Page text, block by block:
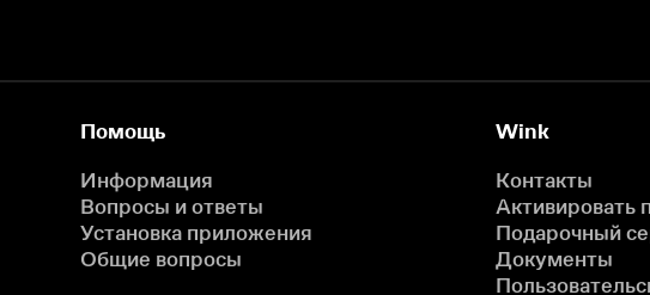
Помощь
Информация
Вопросы и ответы
Установка приложения
Общие вопросы
Wink
Контакты
Активировать
Подарочный
Документы